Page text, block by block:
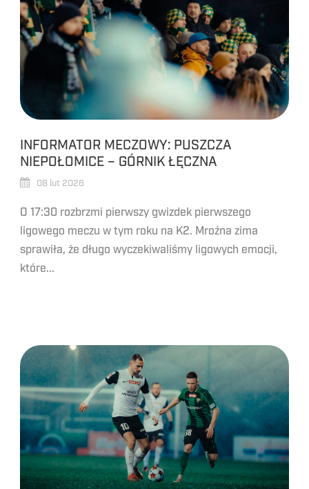
INFORMATOR MECZOWY: PUSZCZA
NIEPOŁOMICE – GÓRNIK ŁĘCZNA
08 lut 2026
O 17:30 rozbrzmi pierwszy gwizdek pierwszego
ligowego meczu w tym roku na K2. Mroźna zima
sprawiła, że długo wyczekiwaliśmy ligowych emocji,
które...